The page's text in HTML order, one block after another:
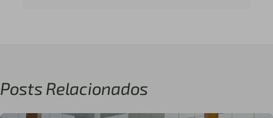
Posts Relacionados